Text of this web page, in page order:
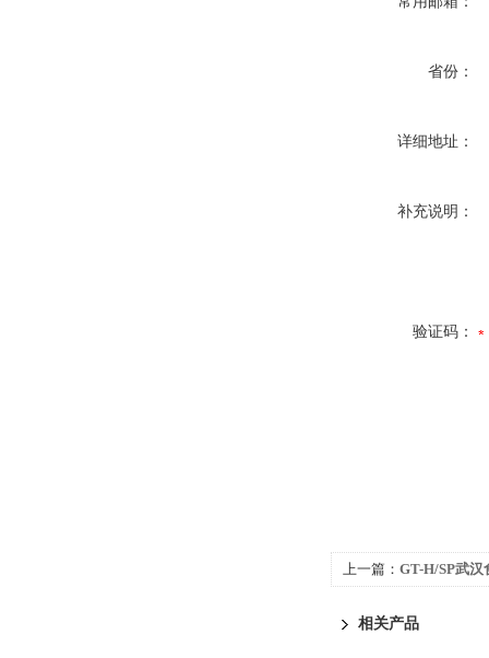
省份：
详细地址：
补充说明：
验证码：
上一篇： GT-H/SP武汉
相关产品